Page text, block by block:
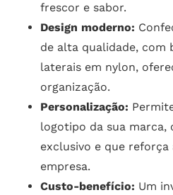
frescor e sabor.
Design moderno:
de alta qualidade, com
laterais em nylon,
organização.
Personalização:
logotipo da sua marca,
exclusivo e que reforça
empresa.
Custo-benefício: Um